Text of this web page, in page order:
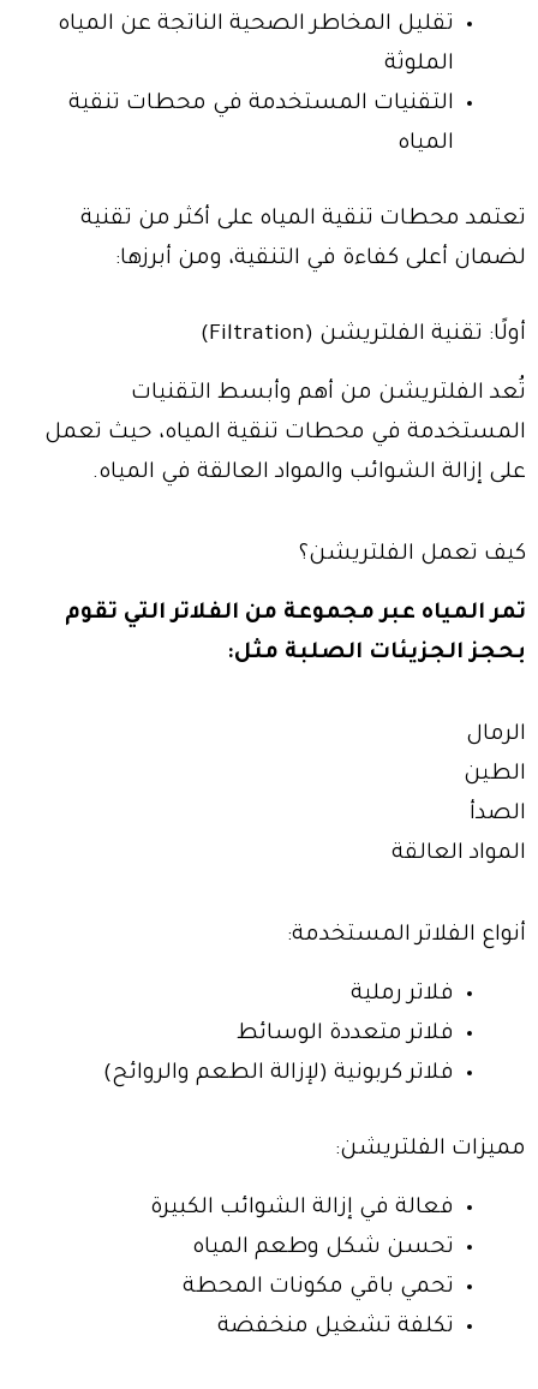
تقليل المخاطر الصحية الناتجة عن المياه
الملوثة
التقنيات المستخدمة في محطات تنقية
المياه
تعتمد محطات تنقية المياه على أكثر من تقنية
لضمان أعلى كفاءة في التنقية، ومن أبرزها:
أولًا: تقنية الفلتريشن (Filtration)
تُعد الفلتريشن من أهم وأبسط التقنيات
المستخدمة في محطات تنقية المياه، حيث تعمل
على إزالة الشوائب والمواد العالقة في المياه.
كيف تعمل الفلتريشن؟
تمر المياه عبر مجموعة من الفلاتر التي تقوم
بحجز الجزيئات الصلبة مثل:
الرمال
الطين
الصدأ
المواد العالقة
أنواع الفلاتر المستخدمة:
فلاتر رملية
فلاتر متعددة الوسائط
فلاتر كربونية (لإزالة الطعم والروائح)
مميزات الفلتريشن:
فعالة في إزالة الشوائب الكبيرة
تحسن شكل وطعم المياه
تحمي باقي مكونات المحطة
تكلفة تشغيل منخفضة